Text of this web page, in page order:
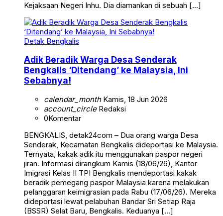
Kejaksaan Negeri Inhu. Dia diamankan di sebuah […]
Detak Bengkalis
Adik Beradik Warga Desa Senderak
Bengkalis ‘Ditendang’ ke Malaysia, Ini
Sebabnya!
calendar_monthKamis, 18 Jun 2026
account_circleRedaksi
0Komentar
BENGKALIS, detak24com – Dua orang warga Desa
Senderak, Kecamatan Bengkalis dideportasi ke Malaysia.
Ternyata, kakak adik itu menggunakan paspor negeri
jiran. Informasi dirangkum Kamis (18/06/26), Kantor
Imigrasi Kelas II TPI Bengkalis mendeportasi kakak
beradik pemegang paspor Malaysia karena melakukan
pelanggaran keimigrasian pada Rabu (17/06/26). Mereka
dideportasi lewat pelabuhan Bandar Sri Setiap Raja
(BSSR) Selat Baru, Bengkalis. Keduanya […]